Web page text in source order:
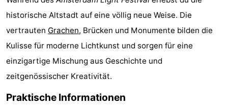
Spezial
Coffeeshops
Homohauptstadt
historische Altstadt auf eine völlig neue Weise. Die
vertrauten Grachen, Brücken und Monumente bilden die
Kulisse für moderne Lichtkunst und sorgen für eine
einzigartige Mischung aus Geschichte und
zeitgenössischer Kreativität.
Praktische Informationen